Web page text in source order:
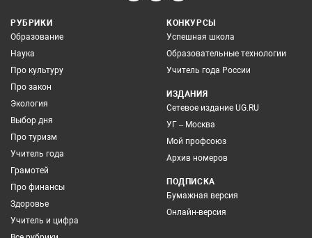
РУБРИКИ
Образование
Наука
Про культуру
Про закон
Экология
Выбор дня
Про туризм
Учитель года
Грамотей
Про финансы
Здоровье
Учитель и цифра
КОНКУРСЫ
Успешная школа
Образовательные технологии
Учитель года России
ИЗДАНИЯ
Сетевое издание UG.RU
УГ – Москва
Мой профсоюз
Архив номеров
ПОДПИСКА
Бумажная версия
Онлайн-версия